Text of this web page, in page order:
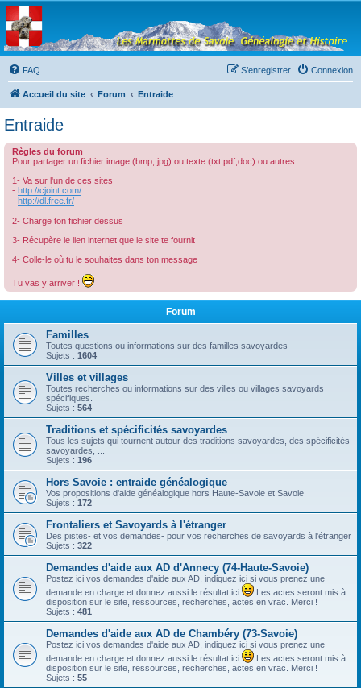
Les Marmottes de
Savoie
Forum d'entraide généalogique
FAQ
Connexion
S’enregistrer
Accueil du site Forum Entraide
Entraide
Règles du forum
Pour partager un fichier image (bmp, jpg) ou texte (txt,pdf,doc) ou autres...
1- Va sur l'un de ces sites
- http://cjoint.com/
- http://dl.free.fr/
2- Charge ton fichier dessus
3- Récupère le lien internet que le site te fournit
4- Colle-le où tu le souhaites dans ton message
Tu vas y arriver !
Forum
Familles
Toutes questions ou informations sur des familles savoyardes
Sujets : 1604
Villes et villages
Toutes recherches ou informations sur des villes ou villages savoyards
spécifiques.
Sujets : 564
Traditions et spécificités savoyardes
Tous les sujets qui tournent autour des traditions savoyardes, des spécificités
savoyardes, ...
Sujets : 196
Hors Savoie : entraide généalogique
Vos propositions d'aide généalogique hors Haute-Savoie et Savoie
Sujets : 172
Frontaliers et Savoyards à l'étranger
Des pistes- et vos demandes- pour vos recherches de savoyards à l'étranger
Sujets : 322
Demandes d'aide aux AD d'Annecy (74-Haute-Savoie)
Postez ici vos demandes d'aide aux AD, indiquez ici si vous prenez une
demande en charge et donnez aussi le résultat ici
Les actes seront mis à
disposition sur le site, ressources, recherches, actes en vrac. Merci !
Sujets : 481
Demandes d'aide aux AD de Chambéry (73-Savoie)
Postez ici vos demandes d'aide aux AD, indiquez ici si vous prenez une
demande en charge et donnez aussi le résultat ici
Les actes seront mis à
disposition sur le site, ressources, recherches, actes en vrac. Merci !
Sujets : 55